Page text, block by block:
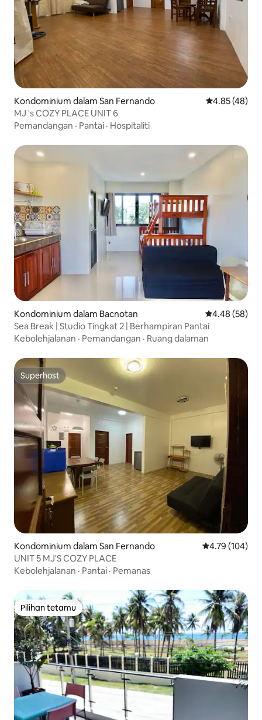
Kondominium dalam San Fernando Penarafan
4.85 (48)
MJ 's COZY PLACE UNIT 6
Pemandangan · Pantai · Hospitaliti
Kondominium dalam Bacnotan Penarafan
4.48 (58)
Sea Break | Studio Tingkat 2 | Berhampiran Pantai
Kebolehjalanan · Pemandangan · Ruang dalaman
Superhost
Superhost
Kondominium dalam San Fernando Penarafan
4.79 (104)
UNIT 5 MJ'S COZY PLACE
Kebolehjalanan · Pantai · Pemanas
Pilihan tetamu
Pilihan tetamu